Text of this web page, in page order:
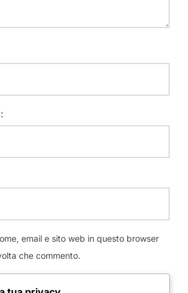
email e sito web in questo browser
che commento.